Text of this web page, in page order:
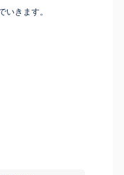
いきます。